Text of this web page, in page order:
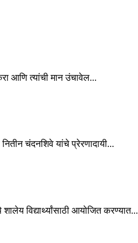
आणि त्यांची मान उंचावेल...
चंदनशिवे यांचे प्रेरणादायी...
विद्यार्थ्यांसाठी आयोजित करण्यात...